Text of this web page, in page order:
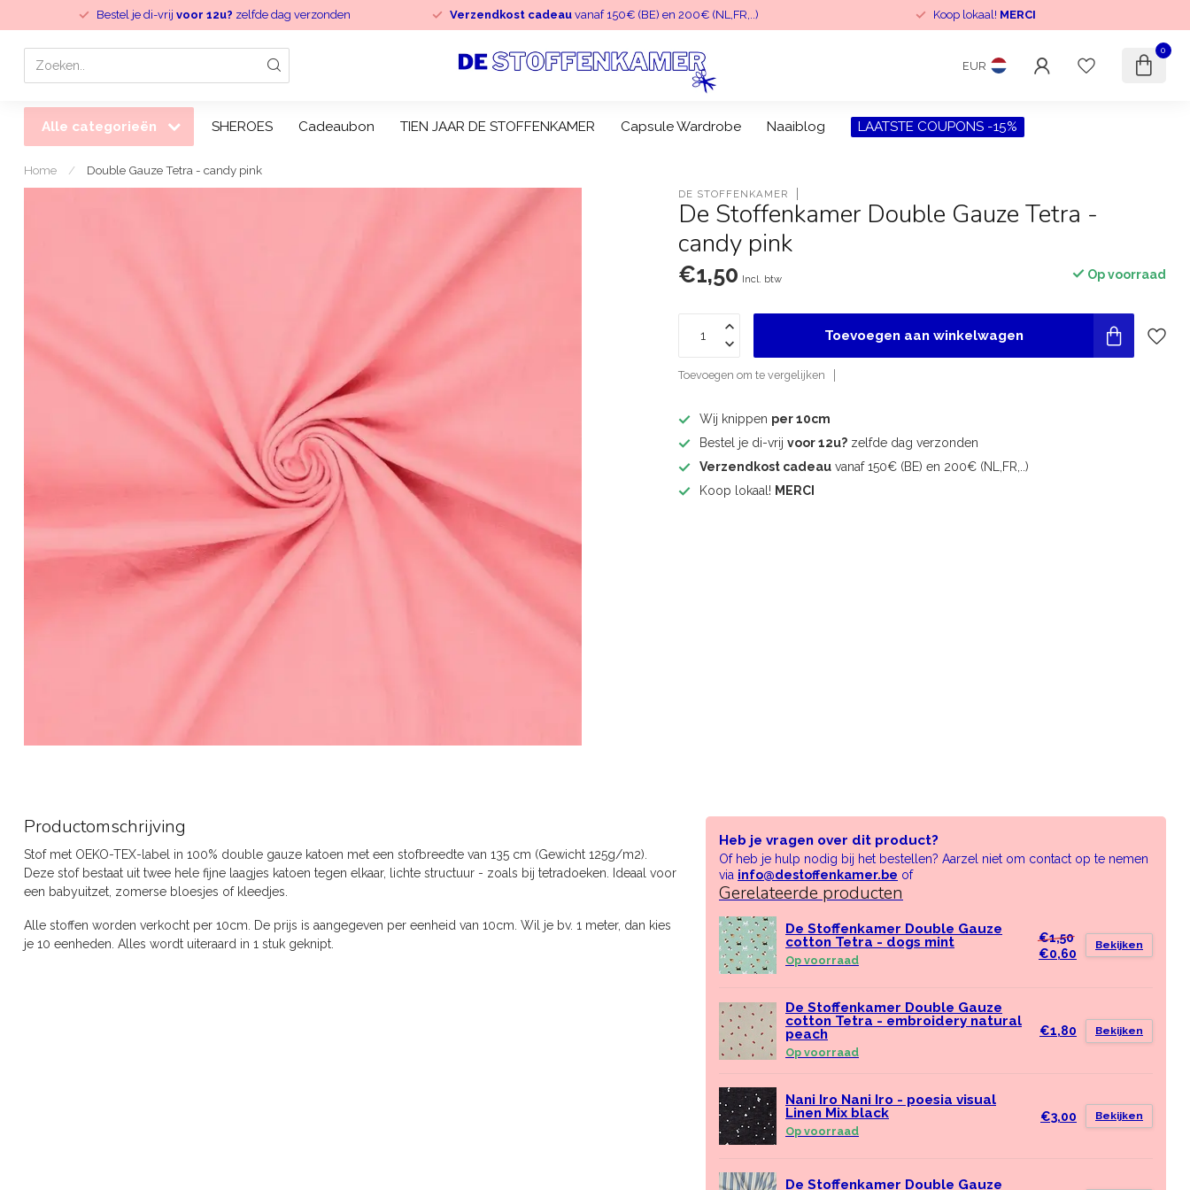
Bestel je di-vrij voor 12u? zelfde dag verzonden Verzendkost cadeauvanaf 150€ (BE) en 200€ (NL,FR,..) Koop lokaal! MERCI
EUR
0
Alle categorieën SHEROES Cadeaubon TIEN JAAR DE STOFFENKAMER Capsule Wardrobe Naaiblog LAATSTE COUPONS -15%
Home / Double Gauze Tetra - candy pink
DE STOFFENKAMER
De Stoffenkamer Double Gauze Tetra -
candy pink
€1,50 Incl. btw Op voorraad
Toevoegen aan winkelwagen
Toevoegen om te vergelijken
Wij knippen per 10cm
Bestel je di-vrijvoor 12u? zelfde dag verzonden
Verzendkost cadeau vanaf 150€ (BE) en 200€ (NL,FR,..)
Koop lokaal! MERCI
Productomschrijving
Stof met OEKO-TEX-label in 100% double gauze katoen met een stofbreedte van 135 cm (Gewicht 125g/m2).
Deze stof bestaat uit twee hele fijne laagjes katoen tegen elkaar, lichte structuur - zoals bij tetradoeken. Ideaal voor
een babyuitzet, zomerse bloesjes of kleedjes.
Alle stoffen worden verkocht per 10cm. De prijs is aangegeven per eenheid van 10cm. Wil je bv. 1 meter, dan kies
je 10 eenheden. Alles wordt uiteraard in 1 stuk geknipt.
Heb je vragen over dit product?
Of heb je hulp nodig bij het bestellen? Aarzel niet om contact op te nemen
via info@destoffenkamer.be of
Gerelateerde producten
De Stoffenkamer Double Gauze
cotton Tetra - dogs mint
Op voorraad
€1,50
€0,60
Bekijken
De Stoffenkamer Double Gauze
cotton Tetra - embroidery natural
peach
Op voorraad
€1,80 Bekijken
Nani Iro Nani Iro - poesia visual
Linen Mix black
Op voorraad
€3,00 Bekijken
De Stoffenkamer Double Gauze